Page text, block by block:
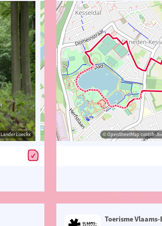
Loeckx © OpenStreetMap contributors,
© Lander Loeckx © OpenStreetMap
Toerisme